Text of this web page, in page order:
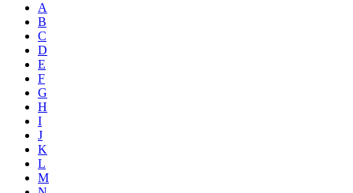
A
B
C
D
E
F
G
H
I
J
K
L
M